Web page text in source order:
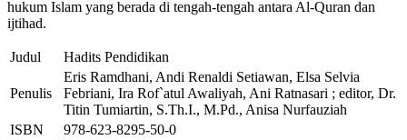
hukum Islam yang berada di tengah-tengah antara Al-Quran dan
ijtihad.
Judul Hadits Pendidikan
Penulis
Eris Ramdhani, Andi Renaldi Setiawan, Elsa Selvia
Febriani, Ira Rof`atul Awaliyah, Ani Ratnasari ; editor, Dr.
Titin Tumiartin, S.Th.I., M.Pd., Anisa Nurfauziah
ISBN
978-623-8295-50-0